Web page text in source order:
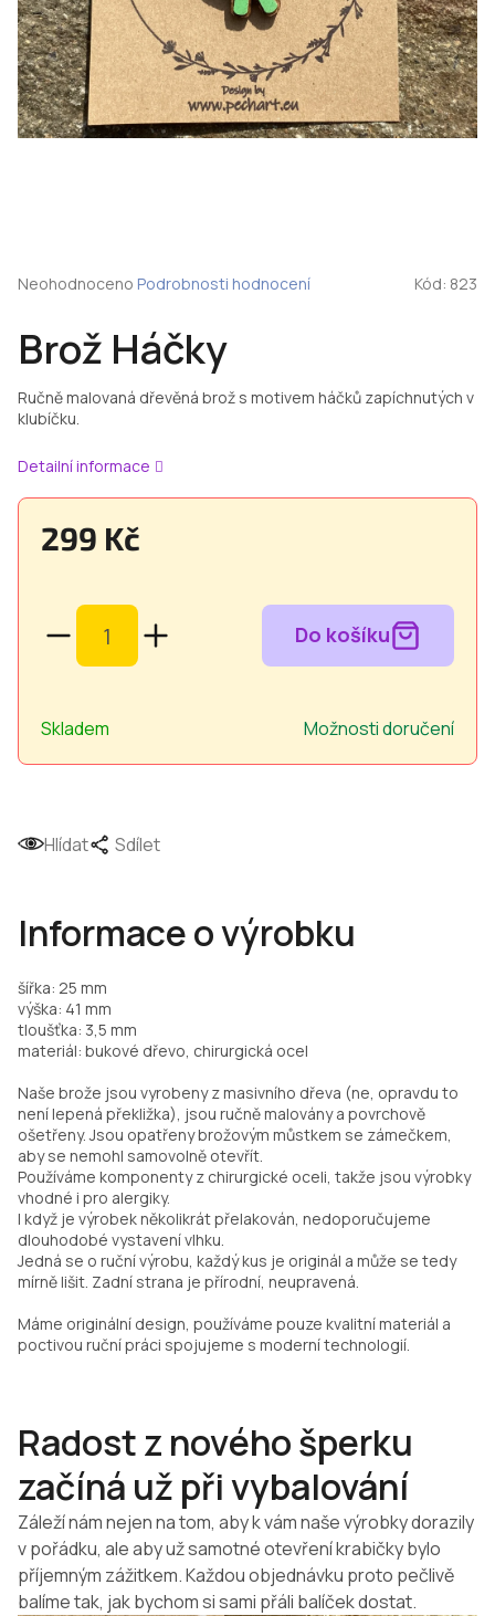
Brož Háčky
Ručně malovaná dřevěná brož s motivem háčků zapíchnutých v
klubíčku.
Detailní informace
Hlídat Sdílet
299 Kč
Skladem Možnosti doručení
Průměrné
je
0,0
z
5
hvězdiček.
Neohodnoceno Podrobnosti hodnocení Kód: 823
Informace o výrobku
šířka: 25 mm
výška: 41 mm
tloušťka: 3,5 mm
materiál: bukové dřevo, chirurgická ocel
Naše brože jsou vyrobeny z masivního dřeva (ne, opravdu to
není lepená překližka), jsou ručně malovány a povrchově
ošetřeny. Jsou opatřeny brožovým můstkem se zámečkem,
aby se nemohl samovolně otevřít.
Používáme komponenty z chirurgické oceli, takže jsou výrobky
vhodné i pro alergiky.
I když je výrobek několikrát přelakován, nedoporučujeme
dlouhodobé vystavení vlhku.
Jedná se o ruční výrobu, každý kus je originál a může se tedy
mírně lišit. Zadní strana je přírodní, neupravená.
Máme originální design, používáme pouze kvalitní materiál a
poctivou ruční práci spojujeme s moderní technologií.
Radost z nového šperku
začíná už při vybalování
Záleží nám nejen na tom, aby k vám naše výrobky dorazily
v pořádku, ale aby už samotné otevření krabičky bylo
příjemným zážitkem. Každou objednávku proto pečlivě
balíme tak, jak bychom si sami přáli balíček dostat.